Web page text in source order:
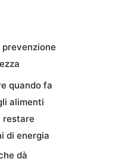
prevenzione
quando fa
alimenti
restare
di energia
dà